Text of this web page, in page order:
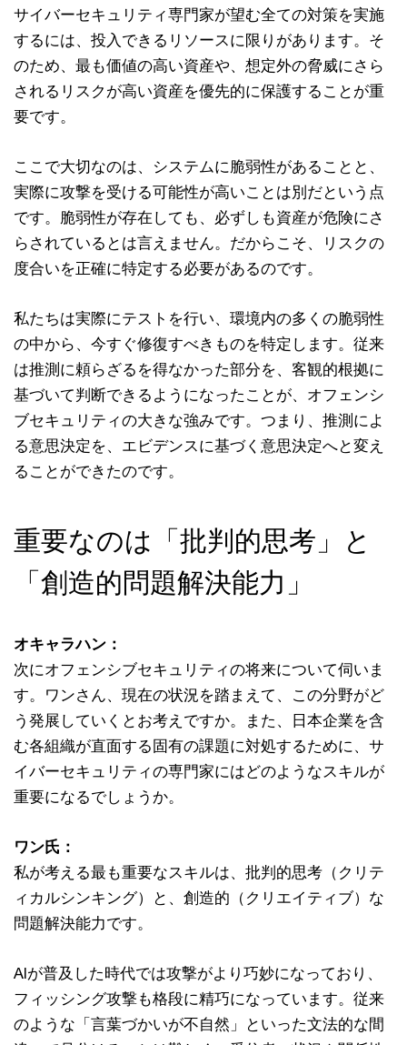
サイバーセキュリティ専門家が望む全ての対策を実施
するには、投入できるリソースに限りがあります。そ
のため、最も価値の高い資産や、想定外の脅威にさら
されるリスクが高い資産を優先的に保護することが重
要です。
ここで大切なのは、システムに脆弱性があることと、
実際に攻撃を受ける可能性が高いことは別だという点
です。脆弱性が存在しても、必ずしも資産が危険にさ
らされているとは言えません。だからこそ、リスクの
度合いを正確に特定する必要があるのです。
私たちは実際にテストを行い、環境内の多くの脆弱性
の中から、今すぐ修復すべきものを特定します。従来
は推測に頼らざるを得なかった部分を、客観的根拠に
基づいて判断できるようになったことが、オフェンシ
ブセキュリティの大きな強みです。つまり、推測によ
る意思決定を、エビデンスに基づく意思決定へと変え
ることができたのです。
重要なのは「批判的思考」と
「創造的問題解決能力」
オキャラハン：
次にオフェンシブセキュリティの将来について伺いま
す。ワンさん、現在の状況を踏まえて、この分野がど
う発展していくとお考えですか。また、日本企業を含
む各組織が直面する固有の課題に対処するために、サ
イバーセキュリティの専門家にはどのようなスキルが
重要になるでしょうか。
ワン氏：
私が考える最も重要なスキルは、批判的思考（クリテ
ィカルシンキング）と、創造的（クリエイティブ）な
問題解決能力です。
AIが普及した時代では攻撃がより巧妙になっており、
フィッシング攻撃も格段に精巧になっています。従来
のような「言葉づかいが不自然」といった文法的な間